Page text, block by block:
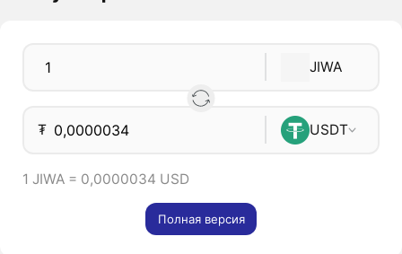
JIWA
₮ USDT
1 JIWA = 0,0000034 USD
Полная версия